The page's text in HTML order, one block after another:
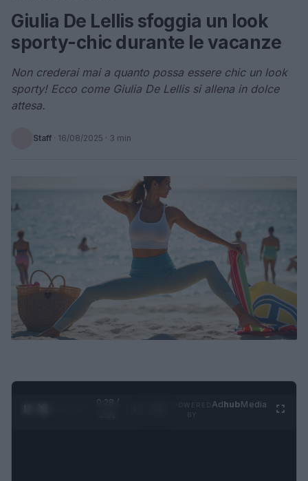
Giulia De Lellis sfoggia un look
sporty-chic durante le vacanze
Non crederai mai a quanto possa essere chic un look
sporty! Ecco come Giulia De Lellis si allena in dolce
attesa.
Staff · 16/08/2025 · 3 min
0:28 /
AdhubMedia